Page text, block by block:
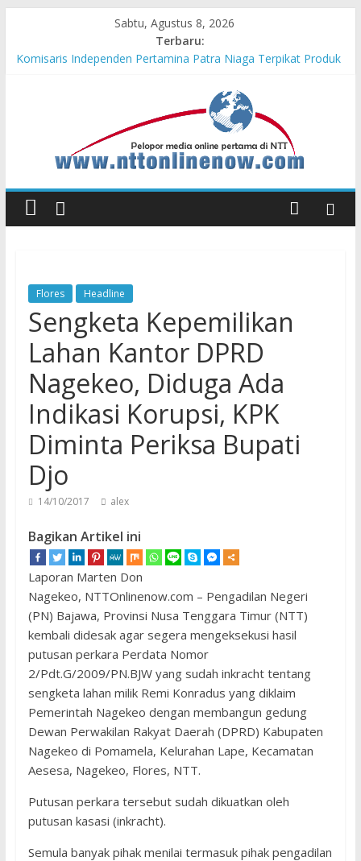
Sabtu, Agustus 8, 2026
Terbaru:
Komisaris Independen Pertamina Patra Niaga Terpikat Produk
Honda DBL 2026 East Java – North Resmi Bergulir, MPM
Honda Jatim Hadirkan Kompetisi dan Aktivitas Seru untuk
Generasi Muda
Teras Bank Indonesia Hadir di Belu, Bupati Willy : Terima Kasih
Astra Honda Siap Lanjutkan Performa Positif di ARRC
Mandalika 2026
Flores Headline
Sengketa Kepemilikan
Lahan Kantor DPRD
Nagekeo, Diduga Ada
Indikasi Korupsi, KPK
Diminta Periksa Bupati
Djo
14/10/2017 alex
Bagikan Artikel ini
Laporan Marten Don
Nagekeo, NTTOnlinenow.com – Pengadilan Negeri
(PN) Bajawa, Provinsi Nusa Tenggara Timur (NTT)
kembali didesak agar segera mengeksekusi hasil
putusan perkara Perdata Nomor
2/Pdt.G/2009/PN.BJW yang sudah inkracht tentang
sengketa lahan milik Remi Konradus yang diklaim
Pemerintah Nagekeo dengan membangun gedung
Dewan Perwakilan Rakyat Daerah (DPRD) Kabupaten
Nagekeo di Pomamela, Kelurahan Lape, Kecamatan
Aesesa, Nagekeo, Flores, NTT.
Putusan perkara tersebut sudah dikuatkan oleh
putusan kasasi (inkracht).
Semula banyak pihak menilai termasuk pihak pengadilan